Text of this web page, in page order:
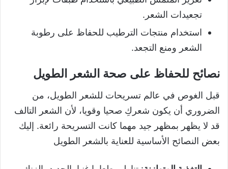
تجعيدات الشعر.
استخدام منتجات الترطيب للحفاظ على رطوبة
الشعر ومنع التجعد.
نصائح للحفاظ على صحة الشعر الطويل
قبل الغوص في عالم تسريحات للشعر الطويل، من
الضروري أن يكون شعركِ صحيا وقويا، لأن الشعر التالف
قد لا يظهر بمظهر جيد مهما كانت التسريحة رائعة. إليك
بعض النصائح الأساسية للعناية بالشعر الطويل